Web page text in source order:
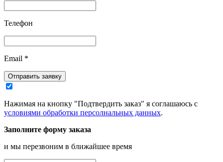
Телефон
Email *
Отправить заявку
Нажимая на кнопку "Подтвердить заказ" я соглашаюсь с
условиями обработки персолнальных данных.
Заполните форму заказа
и мы перезвоним в ближайшее время